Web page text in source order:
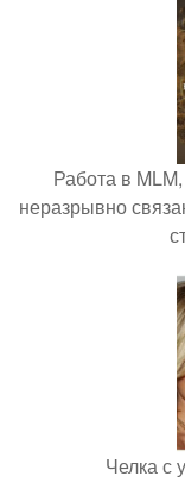
Работа в
неразрывно
Челка с